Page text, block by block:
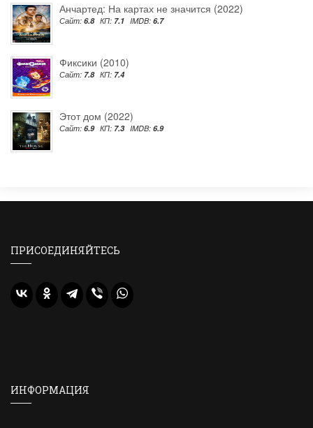
Анчартед: На картах не значится (2022)
Сайт: 6.8 КП: 7.1 IMDB: 6.7
Фиксики (2010)
Сайт: 7.8 КП: 7.4
Этот дом (2022)
Сайт: 6.9 КП: 7.3 IMDB: 6.9
ПРИСОЕДИНЯЙТЕСЬ
ИНФОРМАЦИЯ